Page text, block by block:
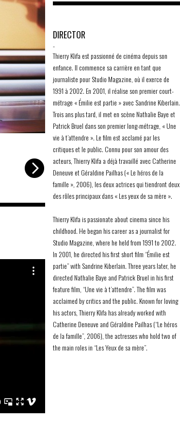
-©Tarantula
DIRECTOR
-
Thierry Klifa est passionné de cinéma depuis son
enfance. Il commence sa carrière en tant que
journaliste pour Studio Magazine, où il exerce de
1991 à 2002. En 2001, il réalise son premier court-
métrage « Émilie est partie » avec Sandrine Kiberlain.
Trois ans plus tard, il met en scène Nathalie Baye et
Patrick Bruel dans son premier long-métrage, « Une
vie à t’attendre ». Le film est acclamé par les
critiques et le public. Connu pour son amour des
acteurs, Thierry Klifa a déjà travaillé avec Catherine
Deneuve et Géraldine Pailhas (« Le héros de la
famille », 2006), les deux actrices qui tiendront deux
des rôles principaux dans « Les yeux de sa mère ».
Thierry Klifa is passionate about cinema since his
childhood. He began his career as a journalist for
Studio Magazine, where he held from 1991 to 2002.
In 2001, he directed his first short film “Émilie est
partie” with Sandrine Kiberlain. Three years later, he
directed Nathalie Baye and Patrick Bruel in his first
feature film, “Une vie à t’attendre”. The film was
acclaimed by critics and the public. Known for loving
his actors, Thierry Klifa has already worked with
Catherine Deneuve and Géraldine Pailhas (“Le héros
de la famille”, 2006), the actresses who hold two of
the main roles in “Les Yeux de sa mère”.